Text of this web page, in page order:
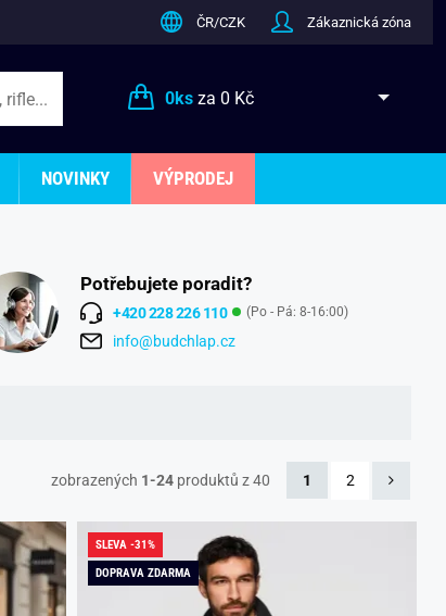
ČR/CZK Zákaznická zóna
0ksza 0 Kč
NOVINKY VÝPRODEJ
Potřebujete poradit?
+420 228 226 110 (Po - Pá: 8-16:00)
info@budchlap.cz
zobrazených 1-24 produktů z 40 1 2
SLEVA -31%
DOPRAVA ZDARMA